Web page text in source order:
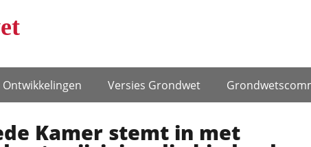
Ontwikke­lingen Versies Grondwet
Kamer stemt in met